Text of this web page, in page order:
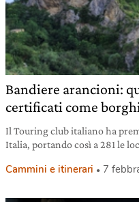
Bandiere arancioni:
certificati come
Il Touring club italiano ha
Italia, portando così a 281 le
Cammini e itinerari 7